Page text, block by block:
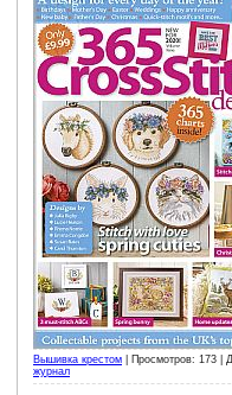
Вышивка крестом Просмотров: 173 |
журнал